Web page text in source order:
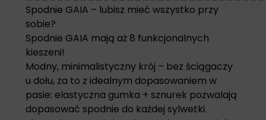
Spodnie GAIA – lubisz mieć wszystko przy
sobie?
Spodnie GAIA mają aż 8 funkcjonalnych
kieszeni!
Modny, minimalistyczny krój – bez ściągaczy
u dołu, za to z idealnym dopasowaniem w
pasie: elastyczna gumka + sznurek pozwalają
dopasować spodnie do każdej sylwetki.